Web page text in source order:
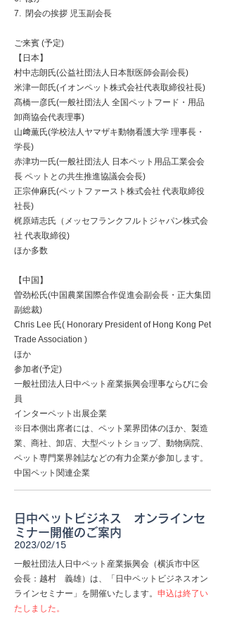
7. 閉会の挨拶 児⽟副会⻑
ご来賓 (予定)
【⽇本】
村中志朗⽒(公益社団法⼈⽇本獣医師会副会⻑)
⽶津⼀郎⽒(イオンペット株式会社代表取締役社⻑)
髙橋⼀彦⽒(⼀般社団法⼈ 全国ペットフード・⽤品
卸商協会代表理事)
⼭﨑薫⽒(学校法⼈ヤマザキ動物看護⼤学 理事⻑・
学⻑)
⾚津功⼀⽒(⼀般社団法⼈ ⽇本ペット⽤品⼯業会会
⻑ ペットとの共⽣推進協議会会⻑)
正宗伸⿇⽒(ペットファースト株式会社 代表取締役
社⻑)
梶原靖志⽒（メッセフランクフルトジャパン株式会
社 代表取締役)
ほか多数
【中国】
曽劲松⽒(中国農業国際合作促進会副会⻑・正⼤集団
副総裁)
Chris Lee ⽒( Honorary President of Hong Kong Pet
Trade Association )
ほか
参加者(予定)
⼀般社団法⼈⽇中ペット産業振興会理事ならびに会
員
インターペット出展企業
※⽇本側出席者には、ペット業界団体のほか、製造
業、商社、卸店、⼤型ペットショップ、動物病院、
ペット専⾨業界雑誌などの有⼒企業が参加します。
中国ペット関連企業
日中ペットビジネス オンラインセ
ミナー開催のご案内
2023/02/15
一般社団法人日中ペット産業振興会（横浜市中区
会長：越村 義雄）は、「日中ペットビジネスオン
ラインセミナー」を開催いたします。 申込は終了い
たしました。